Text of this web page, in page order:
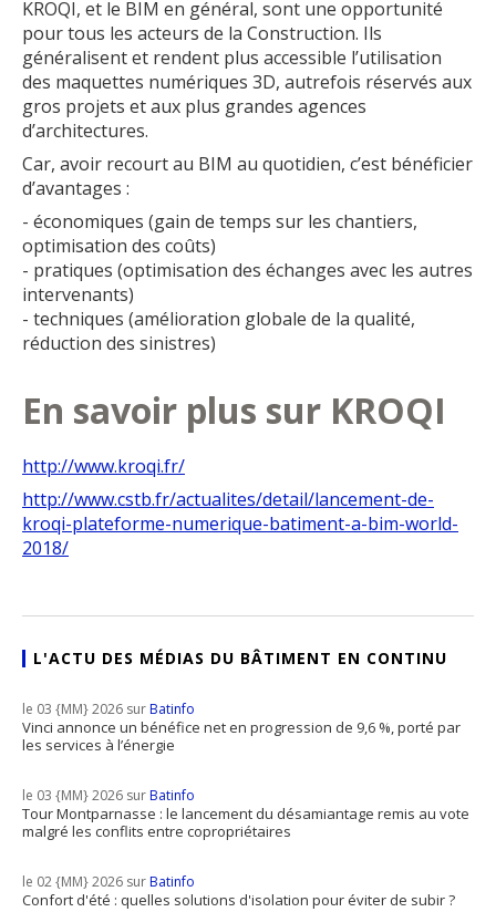
KROQI, et le BIM en général, sont une opportunité
pour tous les acteurs de la Construction. Ils
généralisent et rendent plus accessible l’utilisation
des maquettes numériques 3D, autrefois réservés aux
gros projets et aux plus grandes agences
d’architectures.
Car, avoir recourt au BIM au quotidien, c’est bénéficier
d’avantages :
- économiques (gain de temps sur les chantiers,
optimisation des coûts)
- pratiques (optimisation des échanges avec les autres
intervenants)
- techniques (amélioration globale de la qualité,
réduction des sinistres)
En savoir plus sur KROQI
http://www.kroqi.fr/
http://www.cstb.fr/actualites/detail/lancement-de-
kroqi-plateforme-numerique-batiment-a-bim-world-
2018/
L'ACTU DES MÉDIAS DU BÂTIMENT EN CONTINU
le 03 {MM} 2026 surBatinfo
Vinci annonce un bénéfice net en progression de 9,6 %, porté par
les services à l’énergie
le 03 {MM} 2026 surBatinfo
Tour Montparnasse : le lancement du désamiantage remis au vote
malgré les conflits entre copropriétaires
le 02 {MM} 2026 surBatinfo
Confort d'été : quelles solutions d'isolation pour éviter de subir ?